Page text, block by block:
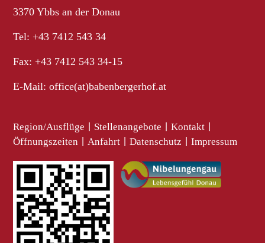
3370 Ybbs an der Donau
Tel: +43 7412 543 34
Fax: +43 7412 543 34-15
E-Mail:office(at)babenbergerhof.at
Region/Ausflüge Stellenangebote Kontakt
Öffnungszeiten Anfahrt Datenschutz Impressum